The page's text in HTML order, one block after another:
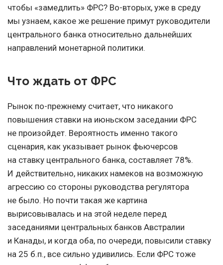
чтобы «замедлить» ФРС? Во-вторых, уже в среду
мы узнаем, какое же решение примут руководители
центрального банка относительно дальнейших
направлений монетарной политики.
Что ждать от ФРС
Рынок по-прежнему считает, что никакого
повышения ставки на июньском заседании ФРС
не произойдет. Вероятность именно такого
сценария, как указывает рынок фьючерсов
на ставку центрального банка, составляет 78%.
И действительно, никаких намеков на возможную
агрессию со стороны руководства регулятора
не было. Но почти такая же картина
вырисовывалась и на этой неделе перед
заседаниями центральных банков Австралии
и Канады, и когда оба, по очереди, повысили ставку
на 25 б.п., все сильно удивились. Если ФРС тоже